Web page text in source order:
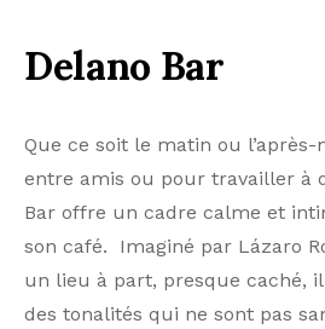
Delano Bar
Que ce soit le matin ou
entre amis ou pour travailler à
Bar offre un cadre calme et
son café. Imaginé par Lázaro
un lieu à part, presque caché,
des tonalités qui ne sont pas